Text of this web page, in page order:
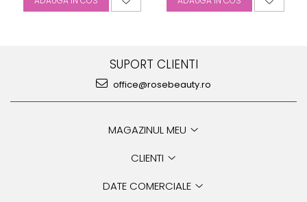
SUPORT CLIENTI
office@rosebeauty.ro
MAGAZINUL MEU
CLIENTI
DATE COMERCIALE